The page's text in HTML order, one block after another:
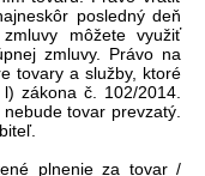
posledný deň
môžete využiť
zmluvy. Právo na
tovary a služby, ktoré
zákona č. 102/2014.
tovar prevzatý.
plnenie za tovar /